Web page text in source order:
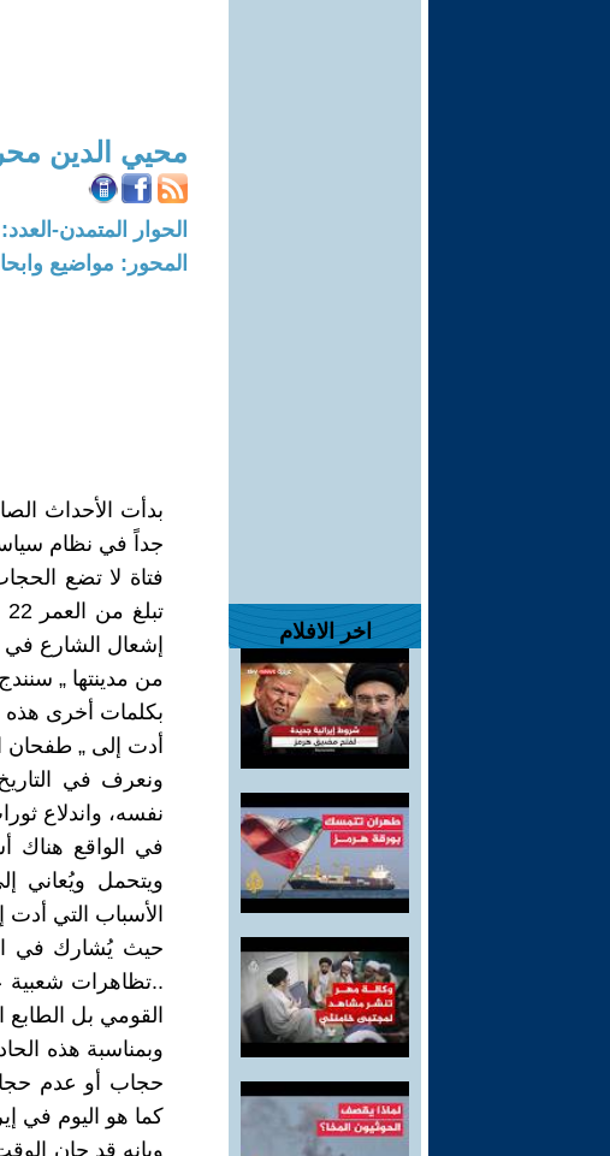
اخر الافلام
محيي الدين
الحوار المتمدن-العدد: 7381 - 2022 / 9 / 24 - 19:12
المحور: مواضيع
بدأت الأحداث
جداً في نظام
فتاة لا تضع
إشعال الشارع في
من مدينتها „
بكلمات أخرى هذه
أدت إلى „ طفحان
ونعرف في
نفسه، واندلاع
في الواقع هناك
ويتحمل ويُعاني
الأسباب التي أدت
حيث يُشارك في
..تظاهرات شعبية
القومي بل الطابع
وبمناسبة هذه
حجاب أو عدم
كما هو اليوم في
وبانه قد حان